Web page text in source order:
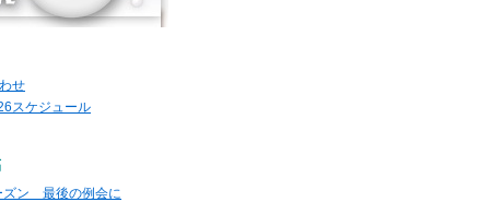
せ
スケジュール
ズン 最後の例会に